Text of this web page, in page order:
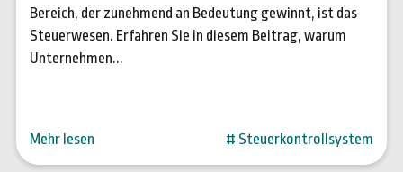
Bereich, der zunehmend an Bedeutung gewinnt, ist das
Steuerwesen. Erfahren Sie in diesem Beitrag, warum
Unternehmen...
Mehr lesen # Steuerkontrollsystem